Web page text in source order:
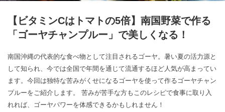
【ビタミンCはトマトの5倍】南国野菜で作る
「ゴーヤチャンプルー」で美しくなる！
南国沖縄の代表的な食べ物として注目されるゴーヤ。暑い夏の活力源と
して知られ、今では全国で年間を通じて流通するほど人気が高まってい
ます。今回は独特な苦みがくせになるゴーヤを使って作るゴーヤチャン
プルーをご紹介します。 苦みが苦手な方もこのレシピで食事に取り入
れれば、ゴーヤパワーを体感できるかもしれません！